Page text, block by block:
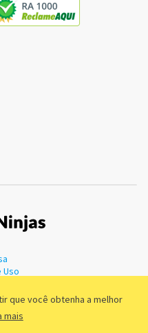
que você obtenha a melhor
mais
Uso